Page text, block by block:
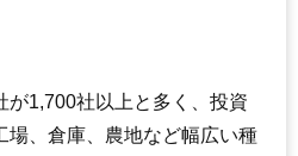
が1,700社以上と多く、投資
場、倉庫、農地など幅広い種